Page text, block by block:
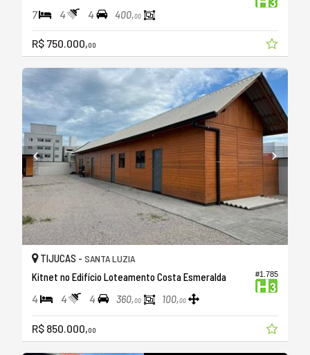
7 4 4 400,00
R$ 750.000,00
#1.785
TIJUCAS - SANTA LUZIA
Kitnet no Edifício Loteamento Costa Esmeralda
4 4 4 360,00 100,00
R$ 850.000,00